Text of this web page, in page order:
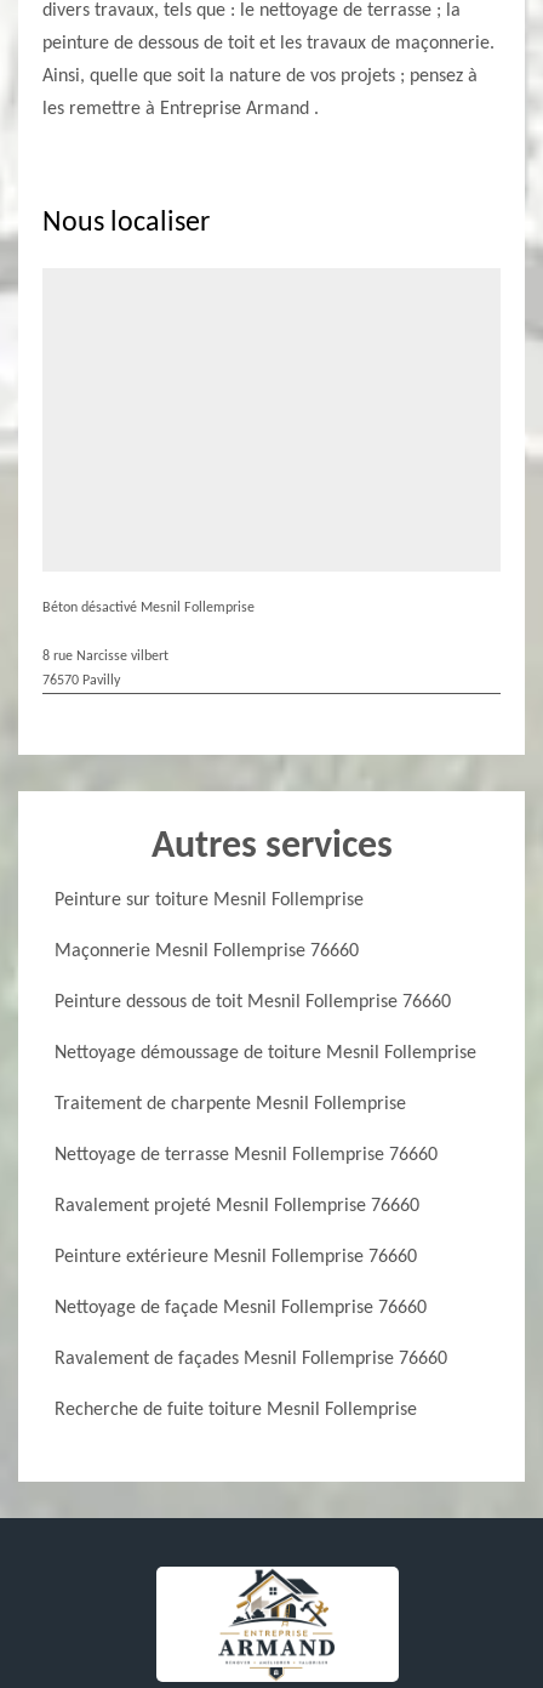
divers travaux, tels que : le nettoyage de terrasse ; la
peinture de dessous de toit et les travaux de maçonnerie.
Ainsi, quelle que soit la nature de vos projets ; pensez à
les remettre à Entreprise Armand .
Nous localiser
Béton désactivé Mesnil Follemprise
8 rue Narcisse vilbert
76570 Pavilly
Autres services
Peinture sur toiture Mesnil Follemprise
Maçonnerie Mesnil Follemprise 76660
Peinture dessous de toit Mesnil Follemprise 76660
Nettoyage démoussage de toiture Mesnil Follemprise
Traitement de charpente Mesnil Follemprise
Nettoyage de terrasse Mesnil Follemprise 76660
Ravalement projeté Mesnil Follemprise 76660
Peinture extérieure Mesnil Follemprise 76660
Nettoyage de façade Mesnil Follemprise 76660
Ravalement de façades Mesnil Follemprise 76660
Recherche de fuite toiture Mesnil Follemprise